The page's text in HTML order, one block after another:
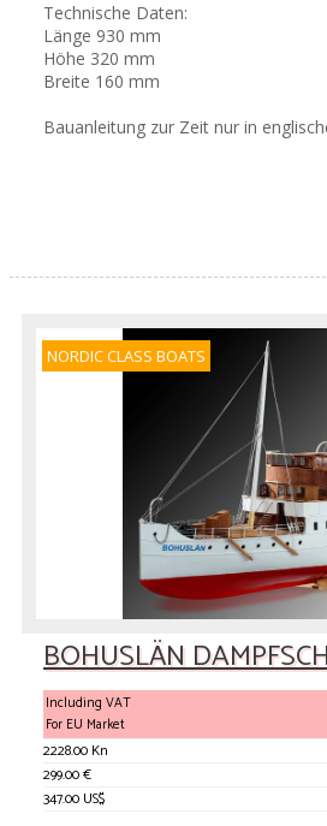
Technische Daten:
Länge 930 mm
Höhe 320 mm
Breite 160 mm
Bauanleitung zur Zeit nur in
NORDIC CLASS BOATS
BOHUSLÄN
Including VAT
For EU Market
2228.00 Kn
299.00 €
347.00 US$